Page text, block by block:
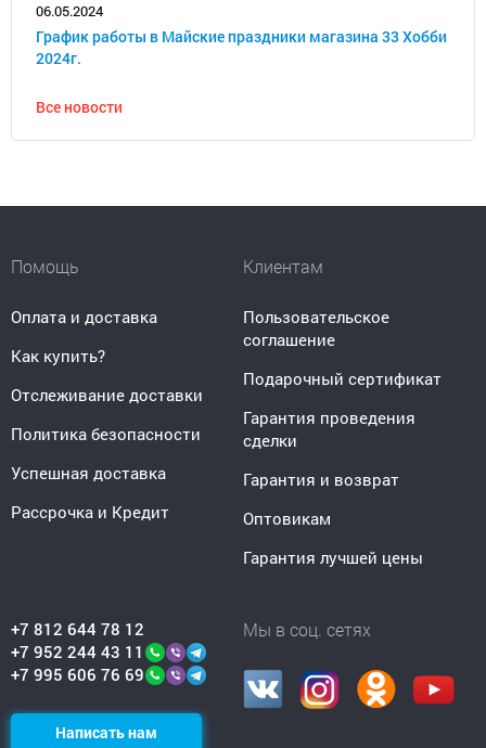
06.05.2024
График работы в Майские праздники магазина 33 Хобби
2024г.
Все новости
Помощь
Оплата и доставка
Как купить?
Отслеживание доставки
Политика безопасности
Успешная доставка
Рассрочка и Кредит
Клиентам
Пользовательское
соглашение
Подарочный сертификат
Гарантия проведения
сделки
Гарантия и возврат
Оптовикам
Гарантия лучшей цены
+7 812 644 78 12
+7 952 244 43 11
+7 995 606 76 69
Написать нам
Мы в соц. сетях